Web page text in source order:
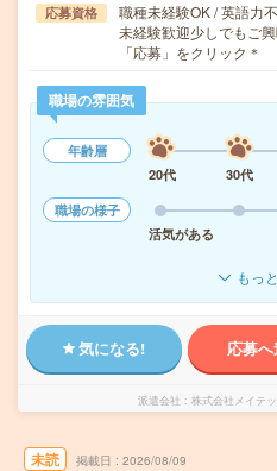
応募資格
職種未経験OK / 英語力
未経験歓迎少しでもご
「応募」をクリック＊
職場の雰囲気
年齢層
20代
30代
職場の様子
活気がある
もっ
気になる! 応募
派遣会社 株式会社メイテ
未読 掲載日 2026/08/09